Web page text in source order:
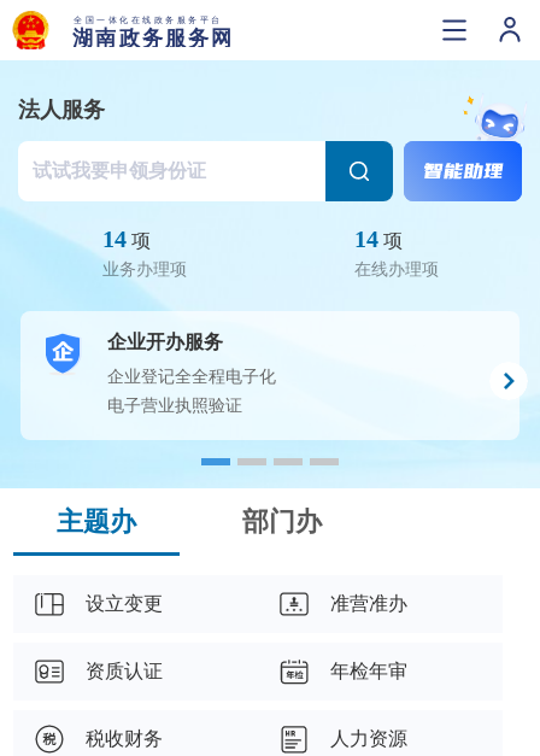
法人服务
14 项
业务办理项
14 项
在线办理项
企业开办服务
企业登记全全程电子化
电子营业执照验证
主题办 部门办
设立变更 准营准办
资质认证 年检年审
税收财务 人力资源